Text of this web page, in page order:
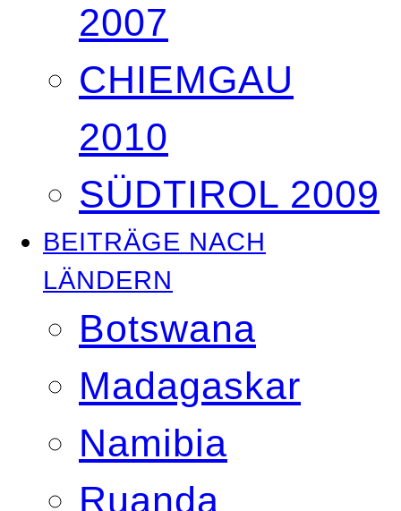
2007
CHIEMGAU
2010
SÜDTIROL 2009
BEITRÄGE NACH
LÄNDERN
Botswana
Madagaskar
Namibia
Ruanda